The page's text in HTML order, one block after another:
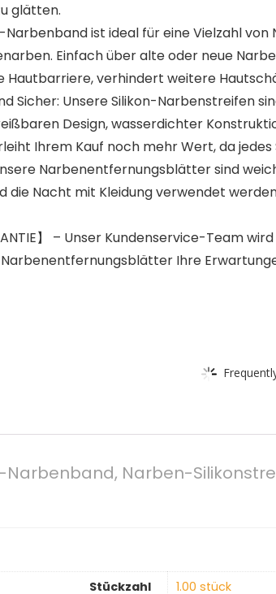
glätten.
Narbenband ist ideal für eine Vielzahl
Einfach über alte oder neue
Hautbarriere, verhindert weitere
Sicher: Unsere Silikon-Narbenstreifen
Design, wasserdichter
Ihrem Kauf noch mehr Wert, da
Narbenentfernungsblätter sind
die Nacht mit Kleidung verwendet
】 – Unser Kundenservice-Team
Ihre
Narbenband, Narben-
Stückzahl ‎1.00 stück